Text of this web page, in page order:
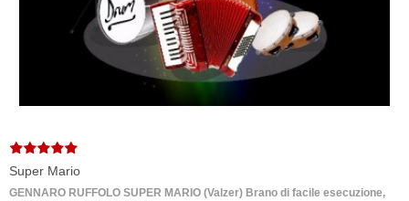
Super Mario
GENNARO RUFFOLO SUPER MARIO (Valzer) Brano di facile esecuzione,